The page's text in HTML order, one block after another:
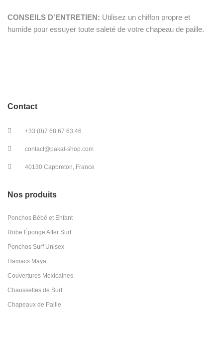
CONSEILS D'ENTRETIEN: Utilisez un chiffon propre et
humide pour essuyer toute saleté de votre chapeau de paille.
Contact
+33 (0)7 68 67 63 46
contact@pakal-shop.com
40130 Capbreton, France
Nos produits
Ponchos Bébé et Enfant
Robe Éponge After Surf
Ponchos Surf Unisex
Hamacs Maya
Couvertures Mexicaines
Chaussettes de Surf
Chapeaux de Paille